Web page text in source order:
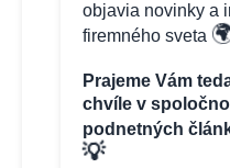
objavia novinky a
firemného sveta
Prajeme Vám
chvíle v
podnetných
💡